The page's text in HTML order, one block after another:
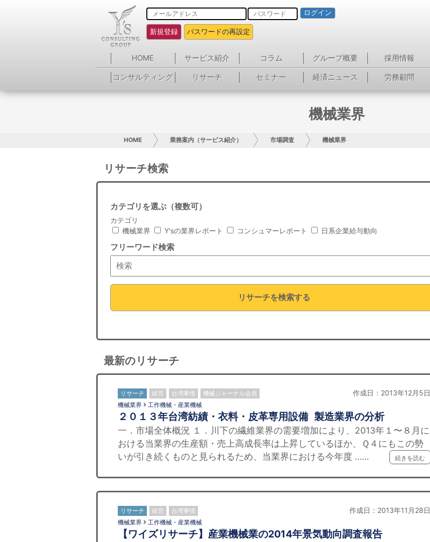
ログイン
新規登録 パスワードの再設定
HOME サービス紹介 コラム グループ概要 採用情報
コンサルティング
リサーチ セミナー 経済ニュース 労務顧問
機械業界
HOME 業務案内（サービス紹介） 市場調査 機械業界
リサーチ検索
カテゴリを選ぶ（複数可）
カテゴリ
機械業界
Y'sの業界レポート コンシュマーレポート 日系企業給与動向
フリーワード検索
リサーチを検索する
最新のリサーチ
リサーチ 経営 台湾事情 機械ジャーナル会員 作成日：2013年12月5日
機械業界 工作機械・産業機械
２０１３年台湾紡績・衣料・皮革専用設備 製造業界の分析
一．市場全体概況 １．川下の繊維業界の需要増加により、2013年１〜８月に
おける当業界の生産額・売上高成長率は上昇しているほか、Ｑ４にもこの勢
いが引き続くものと見られるため、当業界における今年度 ……
続きを読む
リサーチ 経営 台湾事情 作成日：2013年11月28日
機械業界 工作機械・産業機械
【ワイズリサーチ】産業機械業の2014年景気動向調査報告